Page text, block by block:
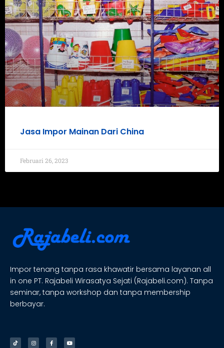
Jasa Impor Mainan Dari China
Februari 26, 2023
Impor tenang tanpa rasa khawatir bersama layanan all
in one PT. Rajabeli Wirasatya Sejati (Rajabeli.com). Tanpa
seminar, tanpa workshop dan tanpa membership
berbayar.